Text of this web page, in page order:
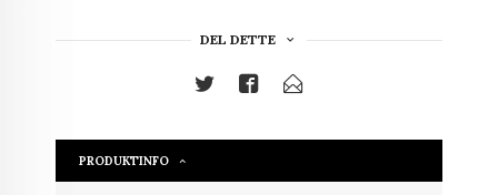
DEL DETTE
PRODUKTINFO